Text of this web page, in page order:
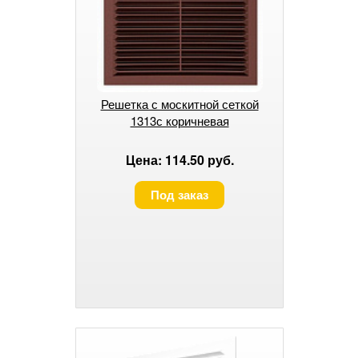
Решетка с москитной сеткой
1313с коричневая
Цена: 114.50 руб.
Под заказ